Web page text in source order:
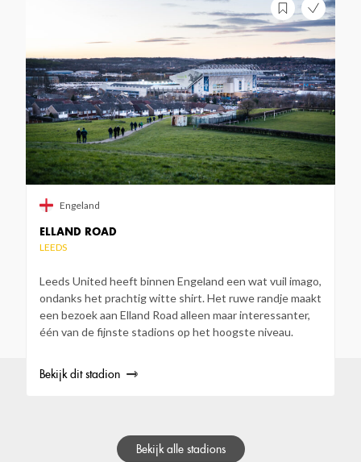
ELLAND ROAD
LEEDS
Leeds United heeft binnen Engeland een wat vuil imago,
ondanks het prachtig witte shirt. Het ruwe randje maakt
een bezoek aan Elland Road alleen maar interessanter,
één van de fijnste stadions op het hoogste niveau.
Engeland
Bekijk dit stadion
Bekijk alle stadions